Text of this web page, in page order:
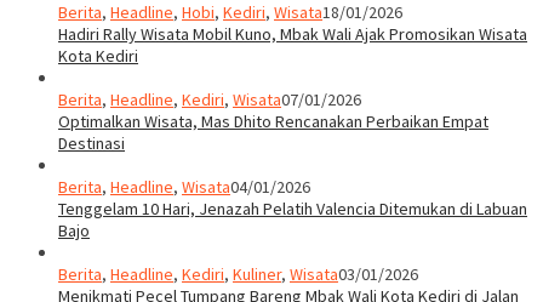
Berita, Headline, Hobi, Kediri, Wisata18/01/2026
Hadiri Rally Wisata Mobil Kuno, Mbak Wali Ajak Promosikan Wisata
Kota Kediri
Berita, Headline, Kediri, Wisata07/01/2026
Optimalkan Wisata, Mas Dhito Rencanakan Perbaikan Empat
Destinasi
Berita, Headline, Wisata04/01/2026
Tenggelam 10 Hari, Jenazah Pelatih Valencia Ditemukan di Labuan
Bajo
Berita, Headline, Kediri, Kuliner, Wisata03/01/2026
Menikmati Pecel Tumpang Bareng Mbak Wali Kota Kediri di Jalan